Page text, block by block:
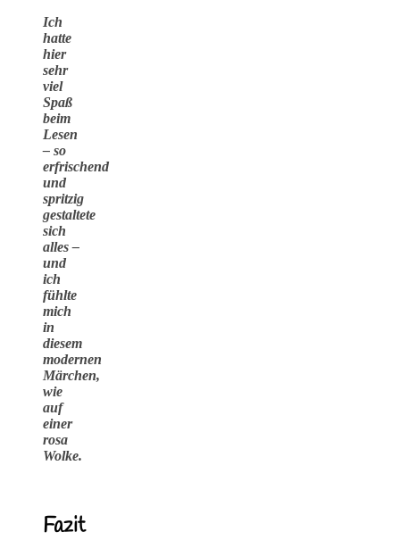
Ich
hatte
hier
sehr
viel
Spaß
beim
Lesen
– so
erfrischend
und
spritzig
gestaltete
sich
alles –
und
ich
fühlte
mich
in
diesem
modernen
Märchen,
wie
auf
einer
rosa
Wolke.
Fazit